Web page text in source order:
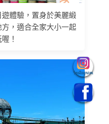
體驗，置身於美麗緞
，適合全家大小一起
！